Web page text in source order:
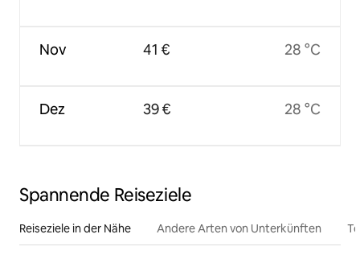
Nov
Dez
41 €
39 €
28 °C
28 °C
Spannende Reiseziele
Reiseziele in der Nähe Andere Arten von Unterkünften